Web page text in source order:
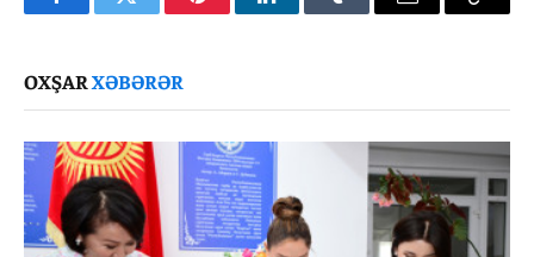
FacebookTwitter PinterestLinkedInTumblr Email
Copy
OXŞARXƏBƏRƏR